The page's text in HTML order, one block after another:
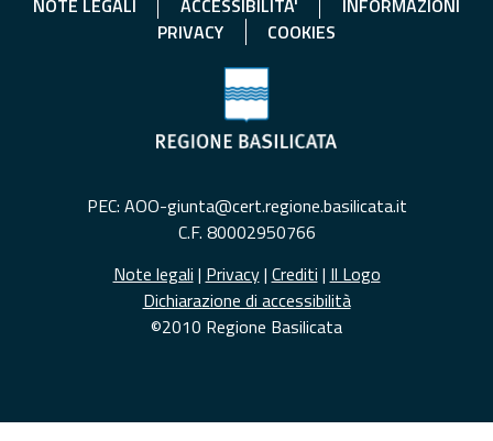
NOTE LEGALI ACCESSIBILITA'
INFORMAZIONI
PRIVACY
COOKIES
PEC: AOO-giunta@cert.regione.basilicata.it
C.F. 80002950766
Note legali | Privacy| Crediti | Il Logo
Dichiarazione di accessibilità
©2010 Regione Basilicata